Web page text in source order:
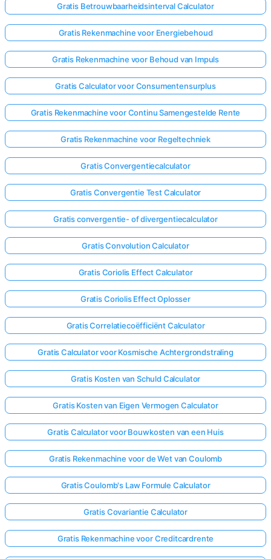
Gratis Betrouwbaarheidsinterval Calculator
Gratis Rekenmachine voor Energiebehoud
Gratis Rekenmachine voor Behoud van Impuls
Gratis Calculator voor Consumentensurplus
Gratis Rekenmachine voor Continu Samengestelde Rente
Gratis Rekenmachine voor Regeltechniek
Gratis Convergentiecalculator
Gratis Convergentie Test Calculator
Gratis convergentie- of divergentiecalculator
Gratis Convolution Calculator
Gratis Coriolis Effect Calculator
Gratis Coriolis Effect Oplosser
Gratis Correlatiecoëfficiënt Calculator
Gratis Calculator voor Kosmische Achtergrondstraling
Gratis Kosten van Schuld Calculator
Gratis Kosten van Eigen Vermogen Calculator
Gratis Calculator voor Bouwkosten van een Huis
Gratis Rekenmachine voor de Wet van Coulomb
Gratis Coulomb's Law Formule Calculator
Gratis Covariantie Calculator
Gratis Rekenmachine voor Creditcardrente